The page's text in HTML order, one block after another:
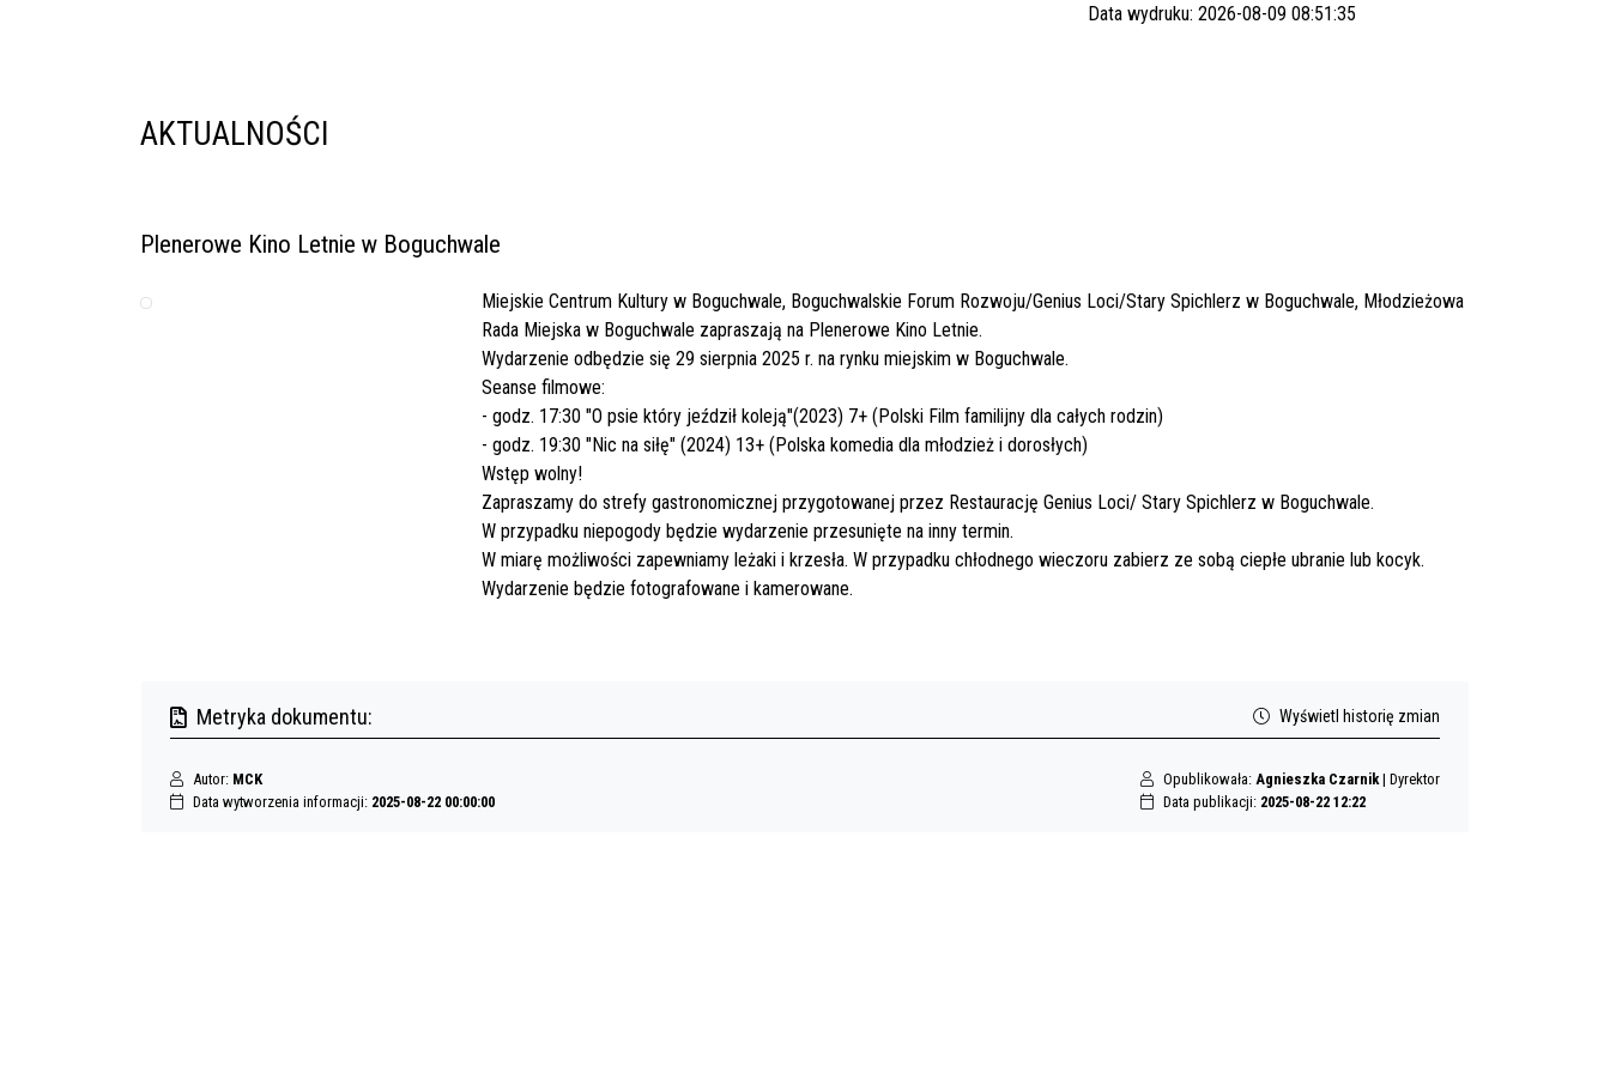
Data wydruku: 2026-08-09 08:51:35
AKTUALNOŚCI
Plenerowe Kino Letnie w Boguchwale
Miejskie Centrum Kultury w Boguchwale, Boguchwalskie Forum Rozwoju/Genius Loci/Stary Spichlerz w Boguchwale, Młodzieżowa
Rada Miejska w Boguchwale zapraszają na Plenerowe Kino Letnie.
Wydarzenie odbędzie się 29 sierpnia 2025 r. na rynku miejskim w Boguchwale.
Seanse filmowe:
- godz. 17:30 "O psie który jeździł koleją"(2023) 7+ (Polski Film familijny dla całych rodzin)
- godz. 19:30 "Nic na siłę" (2024) 13+ (Polska komedia dla młodzież i dorosłych)
Wstęp wolny!
Zapraszamy do strefy gastronomicznej przygotowanej przez Restaurację Genius Loci/ Stary Spichlerz w Boguchwale.
W przypadku niepogody będzie wydarzenie przesunięte na inny termin.
W miarę możliwości zapewniamy leżaki i krzesła. W przypadku chłodnego wieczoru zabierz ze sobą ciepłe ubranie lub kocyk.
Wydarzenie będzie fotografowane i kamerowane.
Metryka dokumentu: Wyświetl historię zmian
Autor: MCK
Data wytworzenia informacji: 2025-08-22 00:00:00
Opublikowała: Agnieszka Czarnik| Dyrektor
Data publikacji: 2025-08-22 12:22